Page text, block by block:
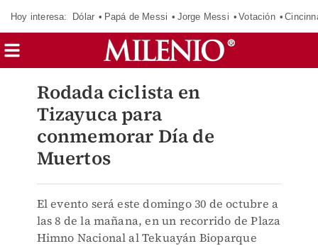
Hoy interesa: Dólar Papá de Messi Jorge Messi Votación
Rodada ciclista en
Tizayuca para
conmemorar Día de
Muertos
El evento será este domingo 30 de octubre a
las 8 de la mañana, en un recorrido de Plaza
Himno Nacional al Tekuayán Bioparque